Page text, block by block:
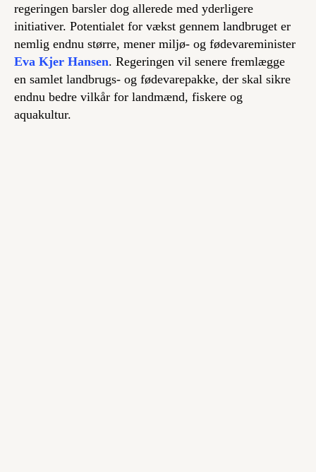
regeringen barsler dog allerede med yderligere
initiativer. Potentialet for vækst gennem landbruget er
nemlig endnu større, mener miljø- og fødevareminister
Eva Kjer Hansen. Regeringen vil senere fremlægge
en samlet landbrugs- og fødevarepakke, der skal sikre
endnu bedre vilkår for landmænd, fiskere og
aquakultur.